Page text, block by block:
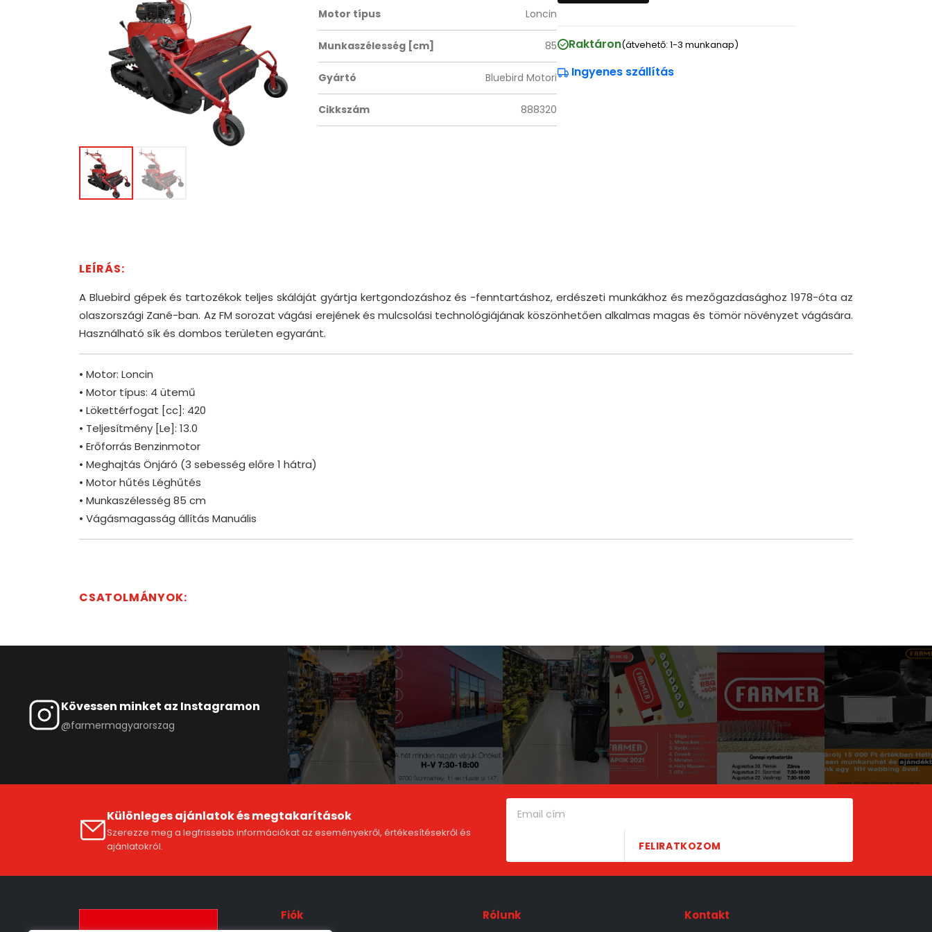
Motor típus Loncin
Munkaszélesség [cm] 85
Gyártó Bluebird Motori
Cikkszám 888320
Raktáron(átvehető: 1-3 munkanap)
Ingyenes szállítás
A Bluebird gépek és tartozékok teljes skáláját gyártja kertgondozáshoz és -fenntartáshoz, erdészeti munkákhoz és mezőgazdasághoz 1978-óta az
olaszországi Zané-ban. Az FM sorozat vágási erejének és mulcsolási technológiájának köszönhetően alkalmas magas és tömör növényzet vágására.
Használható sík és dombos területen egyaránt.
• Motor: Loncin
• Motor típus: 4 ütemű
• Lökettérfogat [cc]: 420
• Teljesítmény [Le]: 13.0
• Erőforrás Benzinmotor
• Meghajtás Önjáró (3 sebesség előre 1 hátra)
• Motor hűtés Léghűtés
• Munkaszélesség 85 cm
• Vágásmagasság állítás Manuális
CSATOLMÁNYOK:
Kövessen minket az Instagramon
@farmermagyarorszag
Különleges ajánlatok és megtakarítások
Szerezze meg a legfrissebb információkat az eseményekről, értékesítésekről és
ajánlatokról.
FELIRATKOZOM
Fiók Rólunk Kontakt